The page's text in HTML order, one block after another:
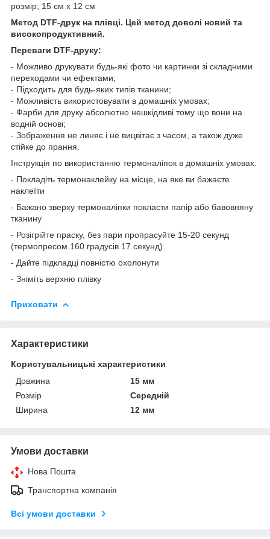
розмір; 15 см х 12 см
Метод DTF-друк на плівці. Цей метод доволі новий та
високопродуктивний.
Переваги DTF-друку:
- Можливо друкувати будь-які фото чи картинки зі складними
переходами чи ефектами;
- Підходить для будь-яких типів тканини;
- Можливість використовувати в домашніх умовах;
- Фарби для друку абсолютно нешкідливі тому що вони на
водній основі;
- Зображення не линяє і не вицвітає з часом, а також дуже
стійке до прання.
Інструкція по використанню термоналіпок в домашніх умовах:
- Покладіть термонаклейку на місце, на яке ви бажаєте
наклеїти
- Бажано зверху термоналіпки покласти папір або бавовняну
тканину
- Розігрійте праску, без пари пропрасуйте 15-20 секунд
(термопресом 160 градусів 17 секунд)
- Дайте підкладці повністю охолонути
- Зніміть верхню плівку
Приховати
Характеристики
Користувальницькі характеристики
Довжина
15 мм
Розмір
Середній
Ширина
12 мм
Умови доставки
Нова Пошта
Транспортна компанія
Всі умови доставки